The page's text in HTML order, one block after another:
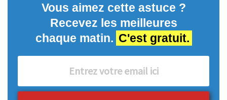
Vous aimez cette astuce ?
Recevez les meilleures
chaque matin. C'est gratuit.